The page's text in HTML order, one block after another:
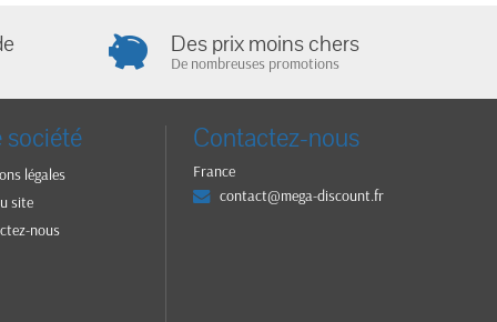
Des prix moins chers
De nombreuses promotions
légales
site
nous
Contactez-nous
France
contact@mega-discount.fr